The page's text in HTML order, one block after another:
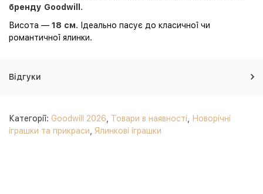
бренду Goodwill .
Висота — 18 см. Ідеально пасує до класичної чи
романтичної ялинки.
Відгуки
Категорії: Goodwill 2026 Товари в наявності
Новорічні
іграшки та прикраси
Ялинкові іграшки